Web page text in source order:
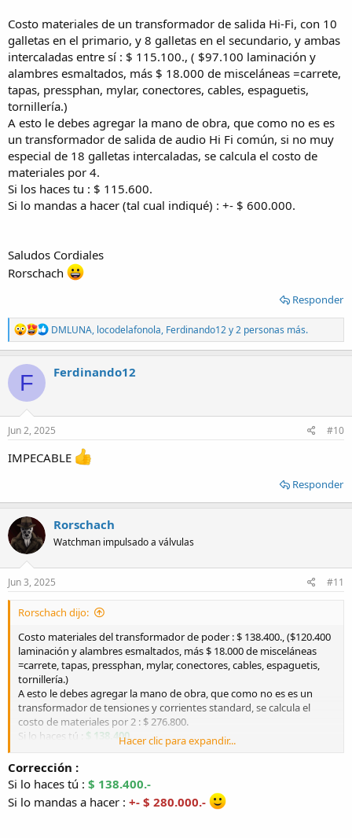
Costo materiales de un transformador de salida Hi-Fi, con 10
galletas en el primario, y 8 galletas en el secundario, y ambas
intercaladas entre sí : $ 115.100., ( $97.100 laminación y
alambres esmaltados, más $ 18.000 de misceláneas =carrete,
tapas, pressphan, mylar, conectores, cables, espaguetis,
tornillería.)
A esto le debes agregar la mano de obra, que como no es es
un transformador de salida de audio Hi Fi común, si no muy
especial de 18 galletas intercaladas, se calcula el costo de
materiales por 4.
Si los haces tu : $ 115.600.
Si lo mandas a hacer (tal cual indiqué) : +- $ 600.000.
Saludos Cordiales
Rorschach
Responder
R
e
a
c
n
s
DMLUNA, locodelafonola, Ferdinando12y 2 personas más.
F Ferdinando12
Jun 2, 2025 #10
IMPECABLE
Responder
Rorschach
Watchman impulsado a válvulas
Jun 3, 2025 #11
Rorschach dijo:
Costo materiales del transformador de poder : $ 138.400., ($120.400
laminación y alambres esmaltados, más $ 18.000 de misceláneas
=carrete, tapas, pressphan, mylar, conectores, cables, espaguetis,
tornillería.)
A esto le debes agregar la mano de obra, que como no es es un
transformador de tensiones y corrientes standard, se calcula el
costo de materiales por 2 : $ 276.800.
Si lo haces tú : $ 138.400.
+- $ 420.000
Hacer clic para expandir...
Corrección :
Si lo haces tú : $ 138.400.-
Si lo mandas a hacer : +- $ 280.000.-